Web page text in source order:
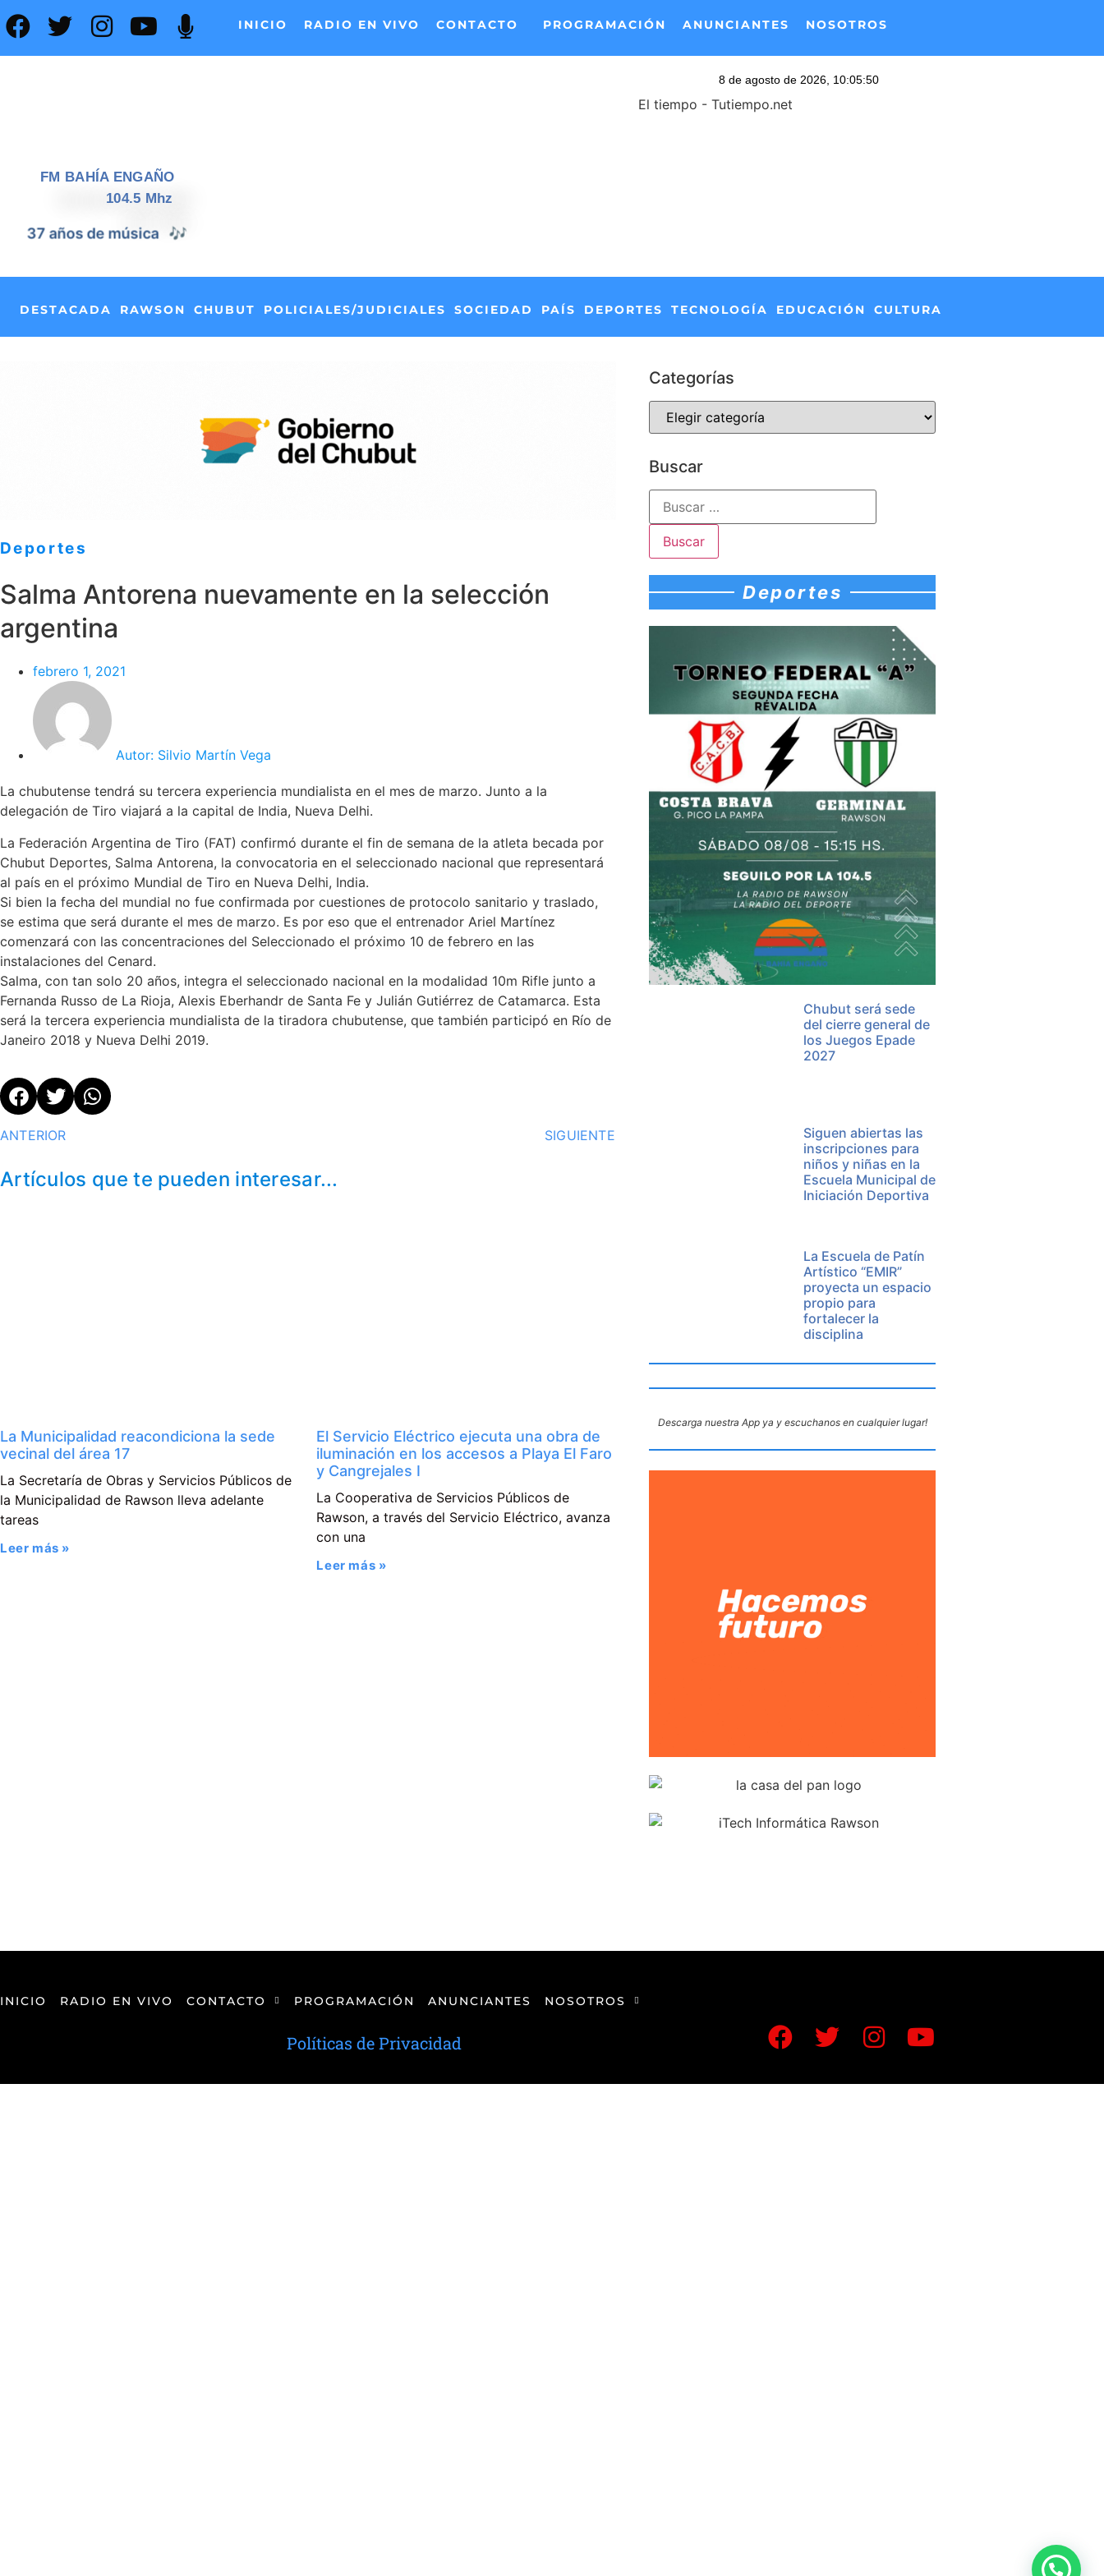
INICIO RADIO EN VIVO CONTACTO PROGRAMACIÓN ANUNCIANTES NOSOTROS
FM BAHÍA ENGAÑO
104.5 Mhz
37 años de noticias 📰
El tiempo - Tutiempo.net
DESTACADA RAWSON CHUBUT POLICIALES/JUDICIALES SOCIEDAD PAÍS DEPORTES TECNOLOGÍA EDUCACIÓN CULTURA
Deportes
Salma Antorena nuevamente en la selección
argentina
febrero 1, 2021
Autor: Silvio Martín Vega
La chubutense tendrá su tercera experiencia mundialista en el mes de marzo. Junto a la
delegación de Tiro viajará a la capital de India, Nueva Delhi.
La Federación Argentina de Tiro (FAT) confirmó durante el fin de semana de la atleta becada por
Chubut Deportes, Salma Antorena, la convocatoria en el seleccionado nacional que representará
al país en el próximo Mundial de Tiro en Nueva Delhi, India.
Si bien la fecha del mundial no fue confirmada por cuestiones de protocolo sanitario y traslado,
se estima que será durante el mes de marzo. Es por eso que el entrenador Ariel Martínez
comenzará con las concentraciones del Seleccionado el próximo 10 de febrero en las
instalaciones del Cenard.
Salma, con tan solo 20 años, integra el seleccionado nacional en la modalidad 10m Rifle junto a
Fernanda Russo de La Rioja, Alexis Eberhandr de Santa Fe y Julián Gutiérrez de Catamarca. Esta
será la tercera experiencia mundialista de la tiradora chubutense, que también participó en Río de
Janeiro 2018 y Nueva Delhi 2019.
ANTERIOR SIGUIENTE
Artículos que te pueden interesar...
La Municipalidad reacondiciona la sede
vecinal del área 17
La Secretaría de Obras y Servicios Públicos de
la Municipalidad de Rawson lleva adelante
tareas
Leer más »
El Servicio Eléctrico ejecuta una obra de
iluminación en los accesos a Playa El Faro
y Cangrejales I
La Cooperativa de Servicios Públicos de
Rawson, a través del Servicio Eléctrico, avanza
con una
Leer más »
Categorías
Buscar
Deportes
Chubut será sede
del cierre general de
los Juegos Epade
2027
Siguen abiertas las
inscripciones para
niños y niñas en la
Escuela Municipal de
Iniciación Deportiva
La Escuela de Patín
Artístico “EMIR”
proyecta un espacio
propio para
fortalecer la
disciplina
Descarga nuestra App ya y escuchanos en cualquier lugar!
INICIO RADIO EN VIVO CONTACTO PROGRAMACIÓN ANUNCIANTES NOSOTROS
Políticas de Privacidad